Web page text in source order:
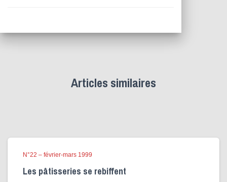
Articles similaires
N°22 – février-mars 1999
Les pâtisseries se rebiffent